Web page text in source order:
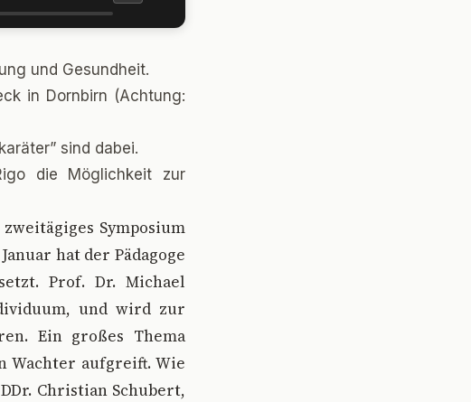
und Gesundheit.
in Dornbirn (Achtung:
sind dabei.
die Möglichkeit zur
Symposium
hat der Pädagoge
Prof. Dr. Michael
und wird zur
Ein großes Thema
Wachter aufgreift. Wie
Christian Schubert,